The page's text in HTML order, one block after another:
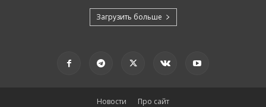
Загрузить больше
Новости Про сайт